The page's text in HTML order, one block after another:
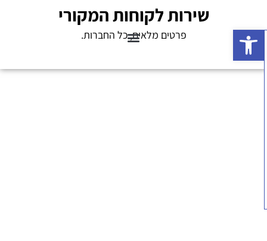
פתח סרגל נגישות
שירות לקוחות המקורי
פרטים מלאים, כל החברות.